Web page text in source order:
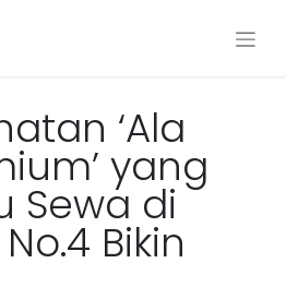
‘Ala
yang
Sewa di
Bikin